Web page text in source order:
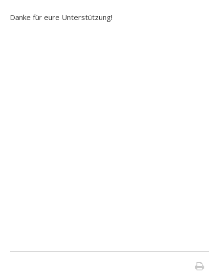
Danke für eure Unterstützung!